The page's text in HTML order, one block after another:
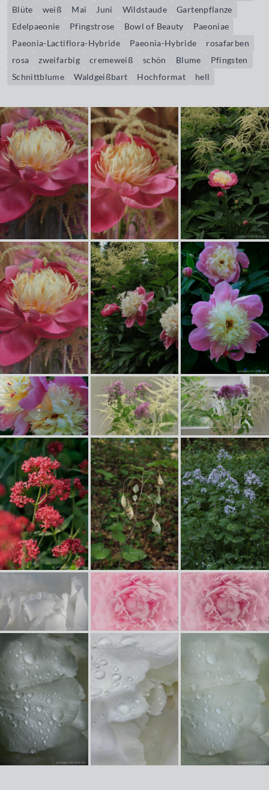
Blüte
weiß Mai Juni Wildstaude
Gartenpflanze
Edelpaeonie
Pfingstrose Bowl of Beauty
Paeoniae
Paeonia-Lactiflora-Hybride
Paeonia-Hybride
rosafarben
rosa
zweifarbig cremeweiß schön Blume
Pfingsten
Schnittblume
Waldgeißbart Hochformat hell